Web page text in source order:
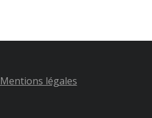
Mentions légales